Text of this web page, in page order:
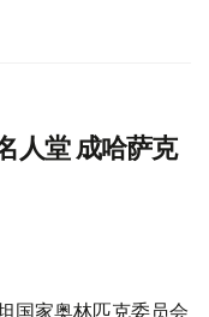
人堂 成哈萨克
国家奥林匹克委员会